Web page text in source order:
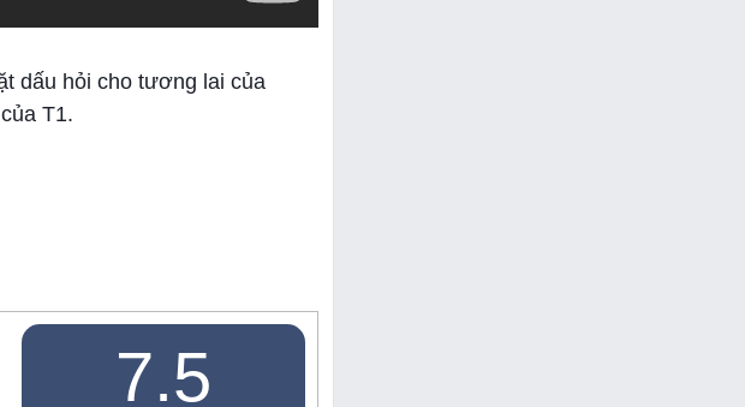
dấu hỏi cho tương lai của
T1.
7.5